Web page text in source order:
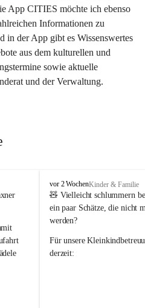
App CITIES möchte ich ebenso
Informationen zu
in der App gibt es Wissenswertes
aus dem kulturellen und
sowie aktuelle
und der Verwaltung.
F
r
a
x
r
n
vor 2 WochenKinder & Familie
🧸 Vielleicht schlummern
ein paar Schätze, die nicht
werden?
Für unsere
derzeit: